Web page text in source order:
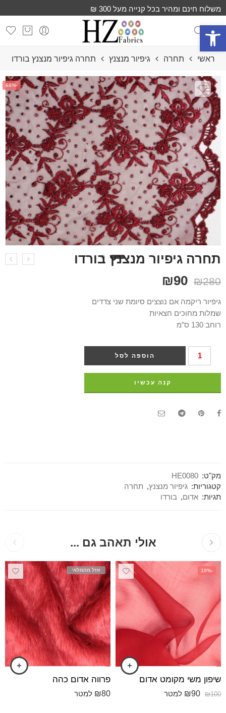
פתח סרגל נגישות
משלוח חינם ומהיר בכל קנייה מעל 300 ₪
ראשי תחרה גיפיור מנצנץ תחרה גיפיור מנצנץ בורדו
-68%
תחרה גיפיור מנצנץ בורדו
₪280
₪90
גיפיור ריקמה אם נוצצים סיומת שני צדדים
שמלות מחוכים חצאיות
רוחב 130 ס”מ
הוספה לסל
קנה עכשיו
מק"ט: HE0080
קטגוריות: גיפיור מנצנץ, תחרה
תגיות: אדום, בורדו
אולי תאהב גם ...
-10%
שיפון משי מקומט אדום
₪100
₪90 למטר
אזל מהמלאי
פרווה אדום כהה
₪80 למטר